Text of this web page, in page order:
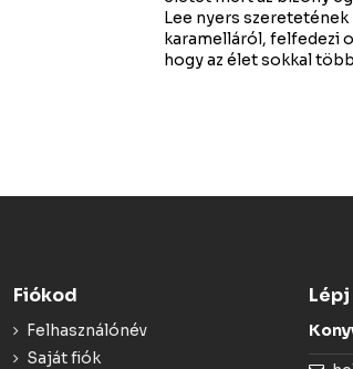
Lee nyers
karamelláról, felfedezi
hogy az élet sokkal
Fiókod
Felhasználónév
Saját fiók